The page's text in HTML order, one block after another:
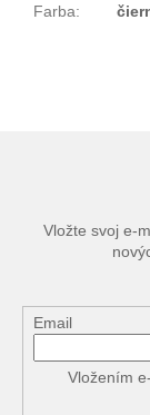
Farba:
Vložte svoj e-
Email
Vložením